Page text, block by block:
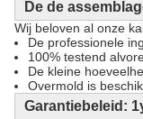
De de
Wij beloven al onze
De professionele
100% testend
De kleine
Overmold is
Garantiebeleid: